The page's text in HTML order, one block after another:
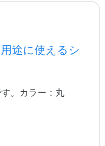
様へ
の方へ
途に使えるシ
。カラー：丸